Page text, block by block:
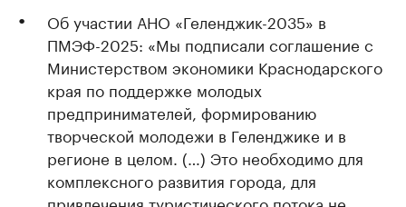
Об участии АНО «Геленджик-2035» в
ПМЭФ-2025: «Мы подписали соглашение с
Министерством экономики Краснодарского
края по поддержке молодых
предпринимателей, формированию
творческой молодежи в Геленджике и в
регионе в целом. (…) Это необходимо для
комплексного развития города, для